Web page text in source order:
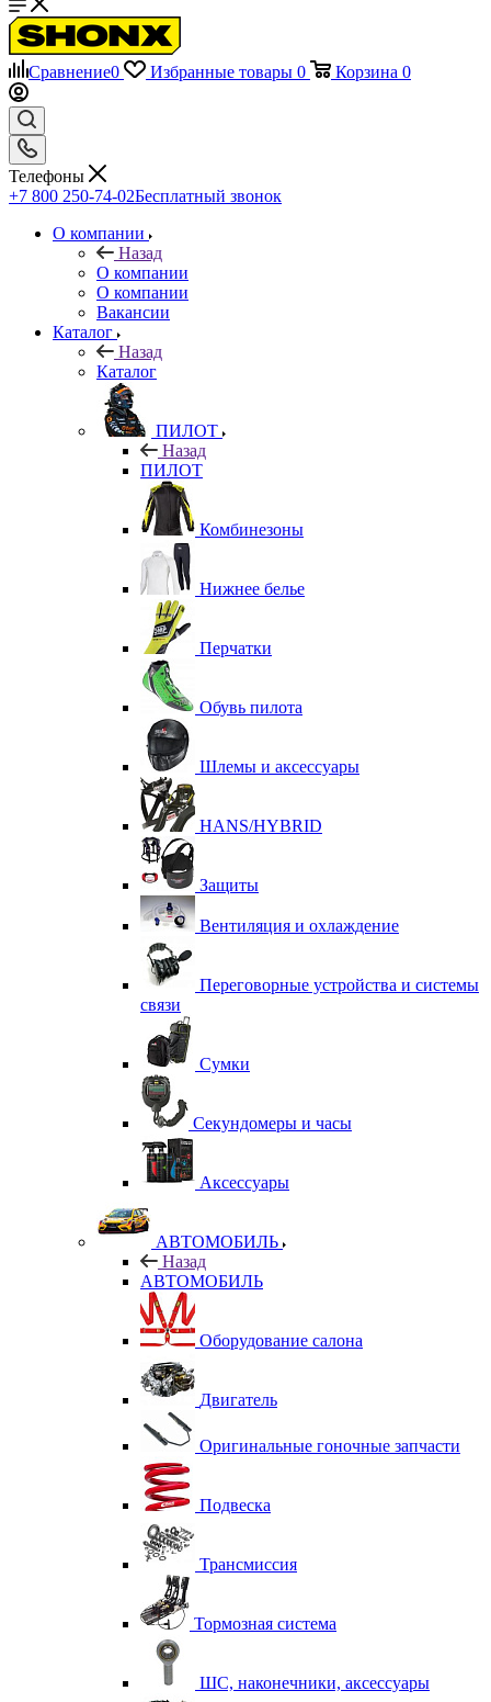
Сравнение0 Избранные товары 0 Корзина 0
Телефоны
+7 800 250-74-02Бесплатный звонок
О компании
Назад
О компании
О компании
Вакансии
Каталог
Назад
Каталог
ПИЛОТ
Назад
ПИЛОТ
Комбинезоны
Нижнее белье
Перчатки
Обувь пилота
Шлемы и аксессуары
HANS/HYBRID
Защиты
Вентиляция и охлаждение
Переговорные устройства и системы
связи
Сумки
Секундомеры и часы
Аксессуары
АВТОМОБИЛЬ
Назад
АВТОМОБИЛЬ
Оборудование салона
Двигатель
Оригинальные гоночные запчасти
Подвеска
Трансмиссия
Тормозная система
ШС, наконечники, аксессуары